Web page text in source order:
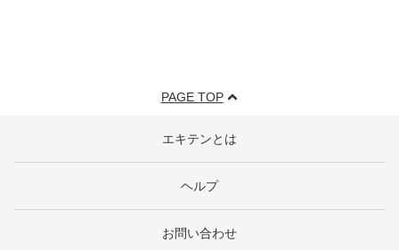
PAGE TOP
エキテンとは
ヘルプ
お問い合わせ